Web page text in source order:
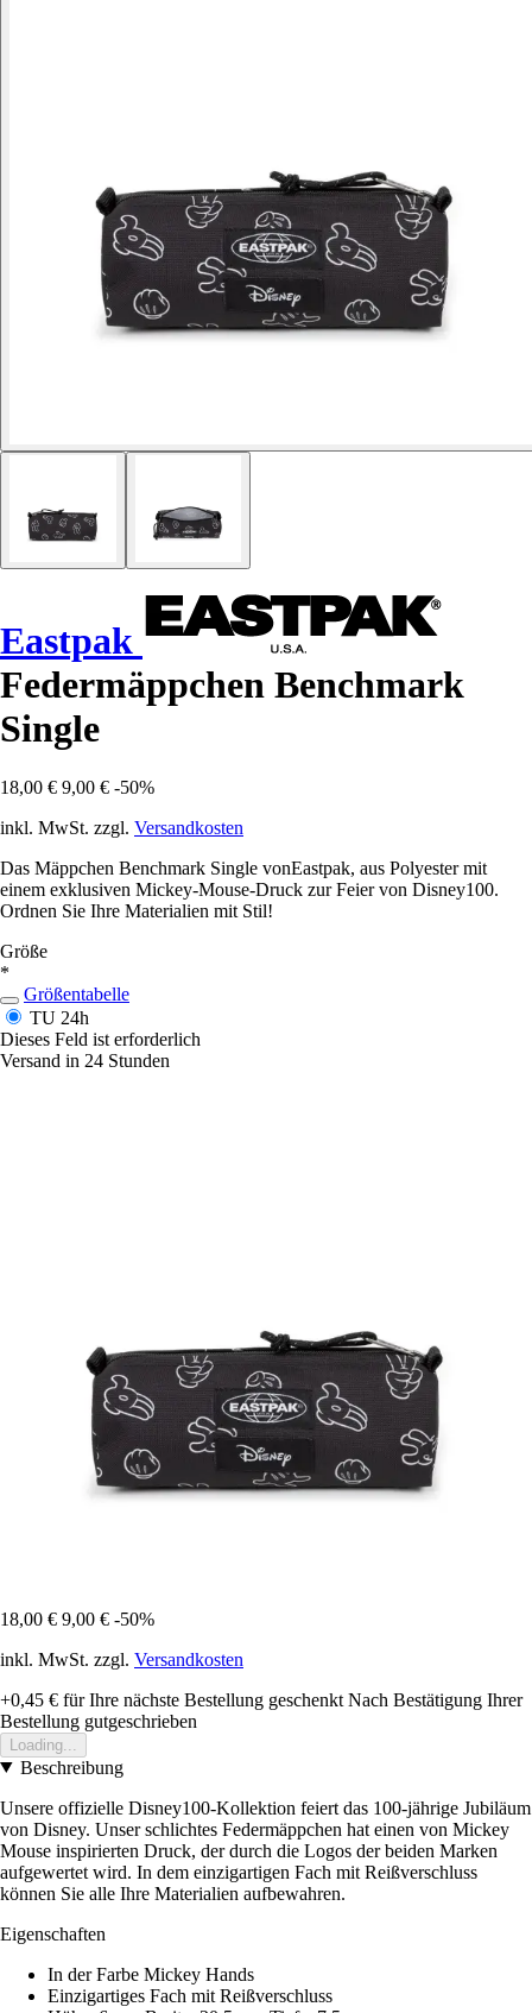
Eastpak
Federmäppchen Benchmark
Single
18,00 € 9,00 € -50%
inkl. MwSt. zzgl. Versandkosten
Das Mäppchen Benchmark Single vonEastpak, aus Polyester mit
einem exklusiven Mickey-Mouse-Druck zur Feier von Disney100.
Ordnen Sie Ihre Materialien mit Stil!
Größe
*
Größentabelle
TU 24h
Dieses Feld ist erforderlich
Versand in 24 Stunden
18,00 € 9,00 € -50%
inkl. MwSt. zzgl. Versandkosten
+0,45 € für Ihre nächste Bestellung geschenkt Nach Bestätigung Ihrer
Bestellung gutgeschrieben
Loading...
Beschreibung
Unsere offizielle Disney100-Kollektion feiert das 100-jährige Jubiläum
von Disney. Unser schlichtes Federmäppchen hat einen von Mickey
Mouse inspirierten Druck, der durch die Logos der beiden Marken
aufgewertet wird. In dem einzigartigen Fach mit Reißverschluss
können Sie alle Ihre Materialien aufbewahren.
Eigenschaften
In der Farbe Mickey Hands
Einzigartiges Fach mit Reißverschluss